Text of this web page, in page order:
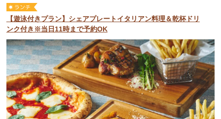
【遊泳付きプラン】シェアプレートイタリアン料理＆乾杯ドリ
ンク付き※当日11時まで予約OK